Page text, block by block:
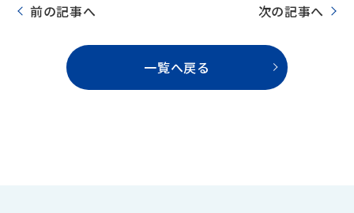
前の記事へ 次の記事へ
一覧へ戻る